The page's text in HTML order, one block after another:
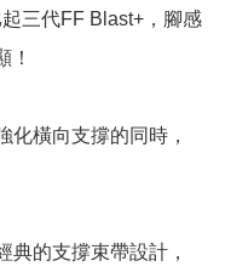
三代FF Blast+，腳感
！
橫向支撐的同時，
典的支撐束帶設計，